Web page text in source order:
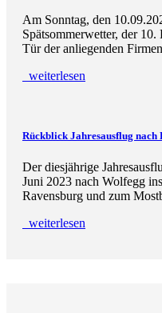
Am Sonntag, den
Spätsommerwetter, der
Tür der anliegenden
weiterlesen
Rückblick Jahresausflug nach
Der diesjährige
Juni 2023 nach Wolfegg
Ravensburg und zum
weiterlesen